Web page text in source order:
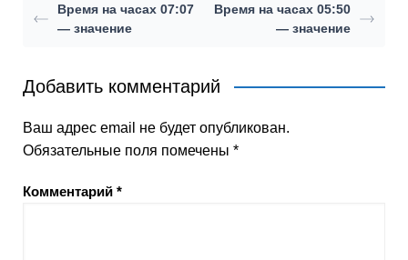
Время на часах 07:07
— значение
Время на часах 05:50
— значение
Добавить комментарий
Ваш адрес email не будет опубликован.
Обязательные поля помечены *
Комментарий *